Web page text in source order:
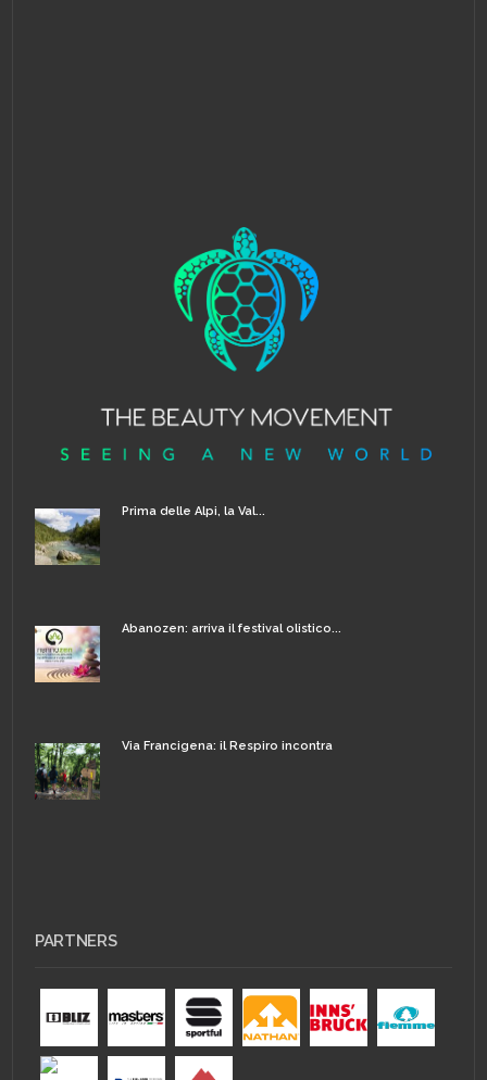
Prima delle Alpi, la Val...
Abanozen: arriva il festival olistico...
Via Francigena: il Respiro incontra
PARTNERS